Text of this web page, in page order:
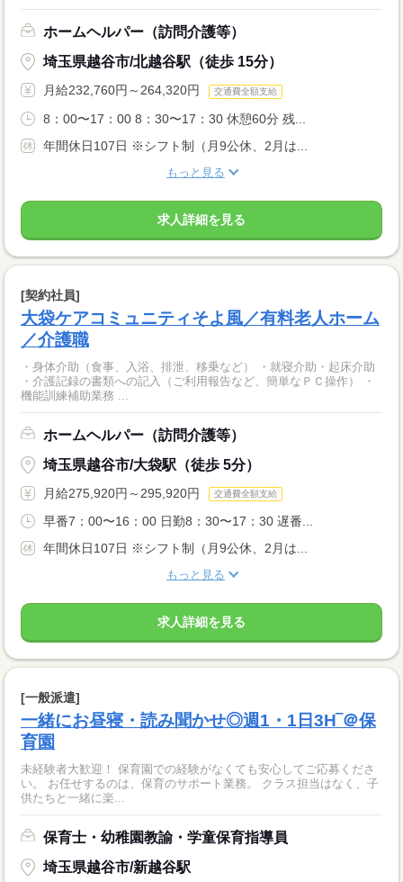
ホームヘルパー（訪問介護等）
埼玉県越谷市/北越谷駅（徒歩 15分）
月給232,760円～264,320円 交通費全額支給
8：00〜17：00 8：30〜17：30 休憩60分 残...
年間休日107日 ※シフト制（月9公休、2月は...
もっと見る
求人詳細を見る
[契約社員]
大袋ケアコミュニティそよ風／有料老人ホーム
／介護職
・身体介助（食事、入浴、排泄、移乗など） ・就寝介助・起床介助
・介護記録の書類への記入（ご利用報告など、簡単なＰＣ操作） ・
機能訓練補助業務 ...
ホームヘルパー（訪問介護等）
埼玉県越谷市/大袋駅（徒歩 5分）
月給275,920円～295,920円 交通費全額支給
早番7：00〜16：00 日勤8：30〜17：30 遅番...
年間休日107日 ※シフト制（月9公休、2月は...
もっと見る
求人詳細を見る
[一般派遣]
一緒にお昼寝・読み聞かせ◎週1・1日3H‾＠保
育園
未経験者大歓迎！ 保育園での経験がなくても安心してご応募くださ
い。 お任せするのは、保育のサポート業務。 クラス担当はなく、子
供たちと一緒に楽...
保育士・幼稚園教諭・学童保育指導員
埼玉県越谷市/新越谷駅